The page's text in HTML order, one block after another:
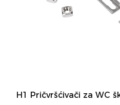
H1 Pričvršćivači za WC